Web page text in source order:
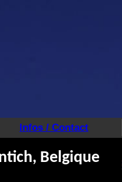
Infos / Contact
Belgique